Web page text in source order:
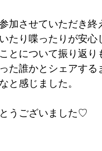
加させていただき終
たり喋ったりが安
とについて振り返り
た誰かとシェアす
と感じました。
うございました♡